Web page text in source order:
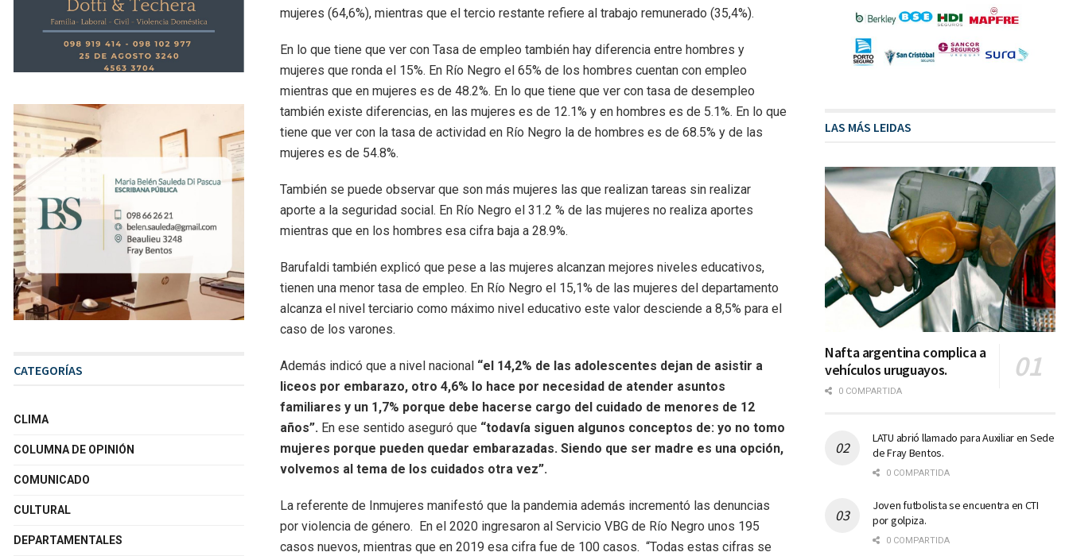
mujeres (64,6%), mientras que el tercio restante refiere al trabajo remunerado (35,4%).
En lo que tiene que ver con Tasa de empleo también hay diferencia entre hombres y
mujeres que ronda el 15%. En Río Negro el 65% de los hombres cuentan con empleo
mientras que en mujeres es de 48.2%. En lo que tiene que ver con tasa de desempleo
también existe diferencias, en las mujeres es de 12.1% y en hombres es de 5.1%. En lo que
tiene que ver con la tasa de actividad en Río Negro la de hombres es de 68.5% y de las
mujeres es de 54.8%.
También se puede observar que son más mujeres las que realizan tareas sin realizar
aporte a la seguridad social. En Río Negro el 31.2 % de las mujeres no realiza aportes
mientras que en los hombres esa cifra baja a 28.9%.
Barufaldi también explicó que pese a las mujeres alcanzan mejores niveles educativos,
tienen una menor tasa de empleo. En Río Negro el 15,1% de las mujeres del departamento
alcanza el nivel terciario como máximo nivel educativo este valor desciende a 8,5% para el
caso de los varones.
Además indicó que a nivel nacional “el 14,2% de las adolescentes dejan de asistir a
liceos por embarazo, otro 4,6% lo hace por necesidad de atender asuntos
familiares y un 1,7% porque debe hacerse cargo del cuidado de menores de 12
años”. En ese sentido aseguró que “todavía siguen algunos conceptos de: yo no tomo
mujeres porque pueden quedar embarazadas. Siendo que ser madre es una opción,
volvemos al tema de los cuidados otra vez”.
La referente de Inmujeres manifestó que la pandemia además incrementó las denuncias
por violencia de género. En el 2020 ingresaron al Servicio VBG de Río Negro unos 195
casos nuevos, mientras que en 2019 esa cifra fue de 100 casos. “Todas estas cifras se
CATEGORÍAS
CLIMA
COLUMNA DE OPINIÓN
COMUNICADO
CULTURAL
DEPARTAMENTALES
LAS MÁS LEIDAS
Nafta argentina complica a
vehículos uruguayos.
0 COMPARTIDA
LATU abrió llamado para Auxiliar en Sede
de Fray Bentos.
0 COMPARTIDA
Joven futbolista se encuentra en CTI
por golpiza.
0 COMPARTIDA